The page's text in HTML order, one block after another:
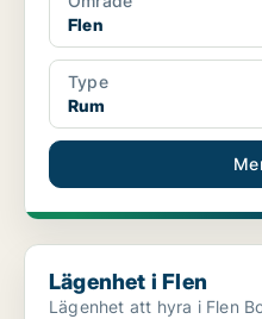
Flen
Type
Rum
Lägenhet i Flen
Lägenhet i Flen